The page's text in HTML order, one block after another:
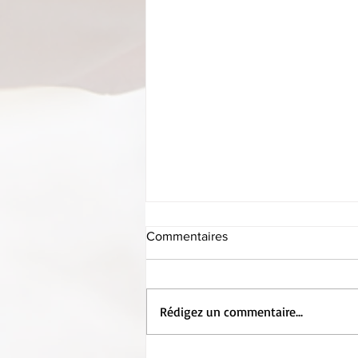
Commentaires
Rédigez un commentaire...